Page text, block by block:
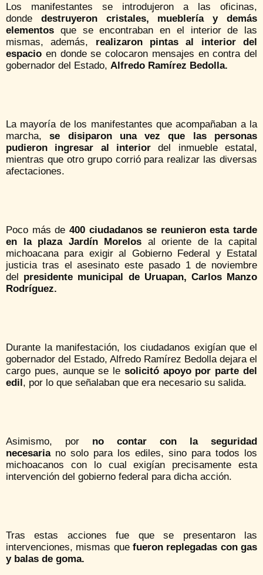
Los manifestantes se introdujeron a las oficinas,
donde destruyeron cristales, mueblería y demás
elementos que se encontraban en el interior de las
mismas, además, realizaron pintas al interior del
espacio en donde se colocaron mensajes en contra del
gobernador del Estado, Alfredo Ramírez Bedolla.
La mayoría de los manifestantes que acompañaban a la
marcha, se disiparon una vez que las personas
pudieron ingresar al interiordel inmueble estatal,
mientras que otro grupo corrió para realizar las diversas
afectaciones.
Poco más de 400 ciudadanos se reunieron esta tarde
en la plaza Jardín Morelos al oriente de la capital
michoacana para exigir al Gobierno Federal y Estatal
justicia tras el asesinato este pasado 1 de noviembre
del presidente municipal de Uruapan, Carlos Manzo
Rodríguez.
Durante la manifestación, los ciudadanos exigían que el
gobernador del Estado, Alfredo Ramírez Bedolla dejara el
cargo pues, aunque se le solicitó apoyo por parte del
edil, por lo que señalaban que era necesario su salida.
Asimismo, por no contar con la seguridad
necesaria no solo para los ediles, sino para todos los
michoacanos con lo cual exigían precisamente esta
intervención del gobierno federal para dicha acción.
Tras estas acciones fue que se presentaron las
intervenciones, mismas quefueron replegadas con gas
y balas de goma.